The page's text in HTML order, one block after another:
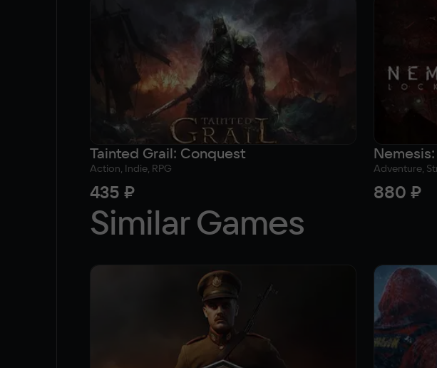
Tainted Grail: Conquest
Action, Indie, RPG
435 ₽
Adventure,
880 ₽
Similar Games